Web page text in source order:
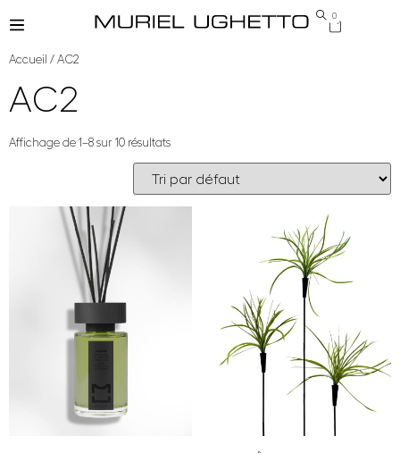
0
Accueil / AC2
AC2
Affichage de 1–8 sur 10 résultats